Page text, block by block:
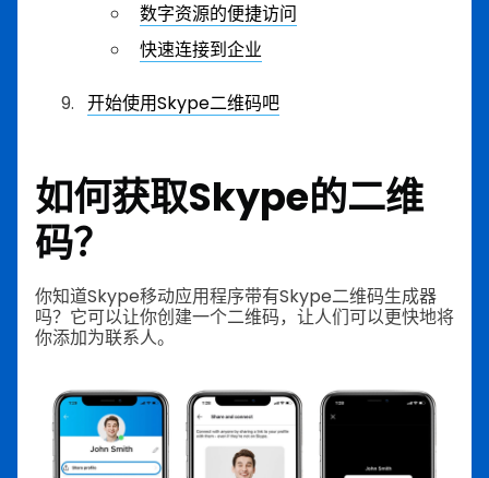
数字资源的便捷访问
快速连接到企业
开始使用Skype二维码吧
如何获取Skype的二维
码？
你知道Skype移动应用程序带有Skype二维码生成器
吗？它可以让你创建一个二维码，让人们可以更快地将
你添加为联系人。